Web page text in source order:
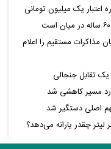
اعتبار یک میلیون تومانی
مذاکرات مستقیم را اعلام
یک تقابل جنجالی
اصلی دستگیر شد
چقدر یارانه می‌دهد؟
چند شد؟